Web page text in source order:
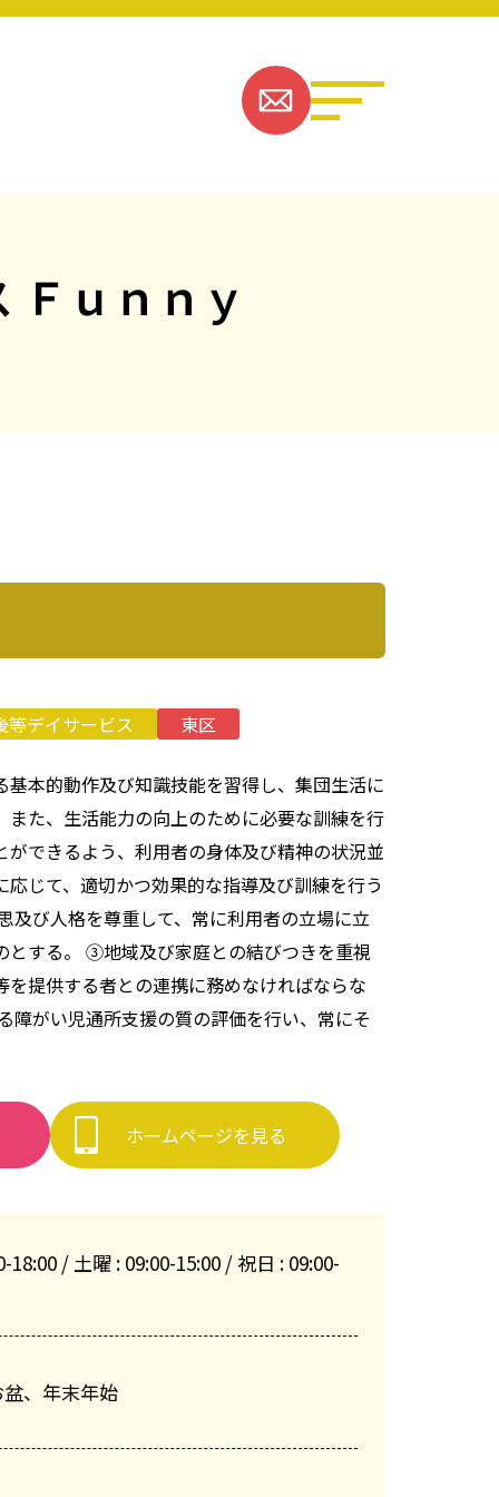
ｕｎｎｙ
等デイサービス 東区
本的動作及び知識技能を習得し、集団生活に
また、生活能力の向上のために必要な訓練を行
ができるよう、利用者の身体及び精神の状況並
じて、適切かつ効果的な指導及び訓練を行う
び人格を尊重して、常に利用者の立場に立
とする。 ③地域及び家庭との結びつきを重視
を提供する者との連携に務めなければならな
障がい児通所支援の質の評価を行い、常にそ
ホームページを見る
18:00 / 土曜 : 09:00-15:00 / 祝日 : 09:00-
、年末年始